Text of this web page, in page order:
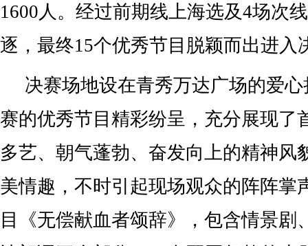
1600人。经过前期线上海选及4场次
逐，最终15个优秀节目脱颖而出进入
决赛场地设在青秀万达广场的爱
赛的优秀节目精彩纷呈，充分展现了
多艺、朝气蓬勃、奋发向上的精神风
美情趣，不时引起现场观众的阵阵掌
目《无偿献血者颂辞》，包含情景剧